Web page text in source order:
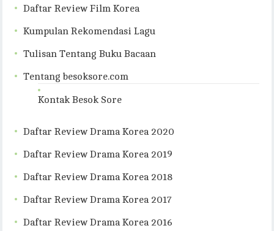
Daftar Review Film Korea
Kumpulan Rekomendasi Lagu
Tulisan Tentang Buku Bacaan
Tentang besoksore.com
Kontak Besok Sore
Daftar Review Drama Korea 2020
Daftar Review Drama Korea 2019
Daftar Review Drama Korea 2018
Daftar Review Drama Korea 2017
Daftar Review Drama Korea 2016